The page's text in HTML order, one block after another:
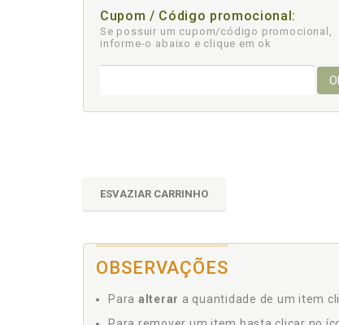
Cupom / Código promocional:
Se possuir um cupom/código promocional,
informe-o abaixo e clique em ok
ESVAZIAR CARRINHO
OBSERVAÇÕES
Para alterar a quantidade de um item